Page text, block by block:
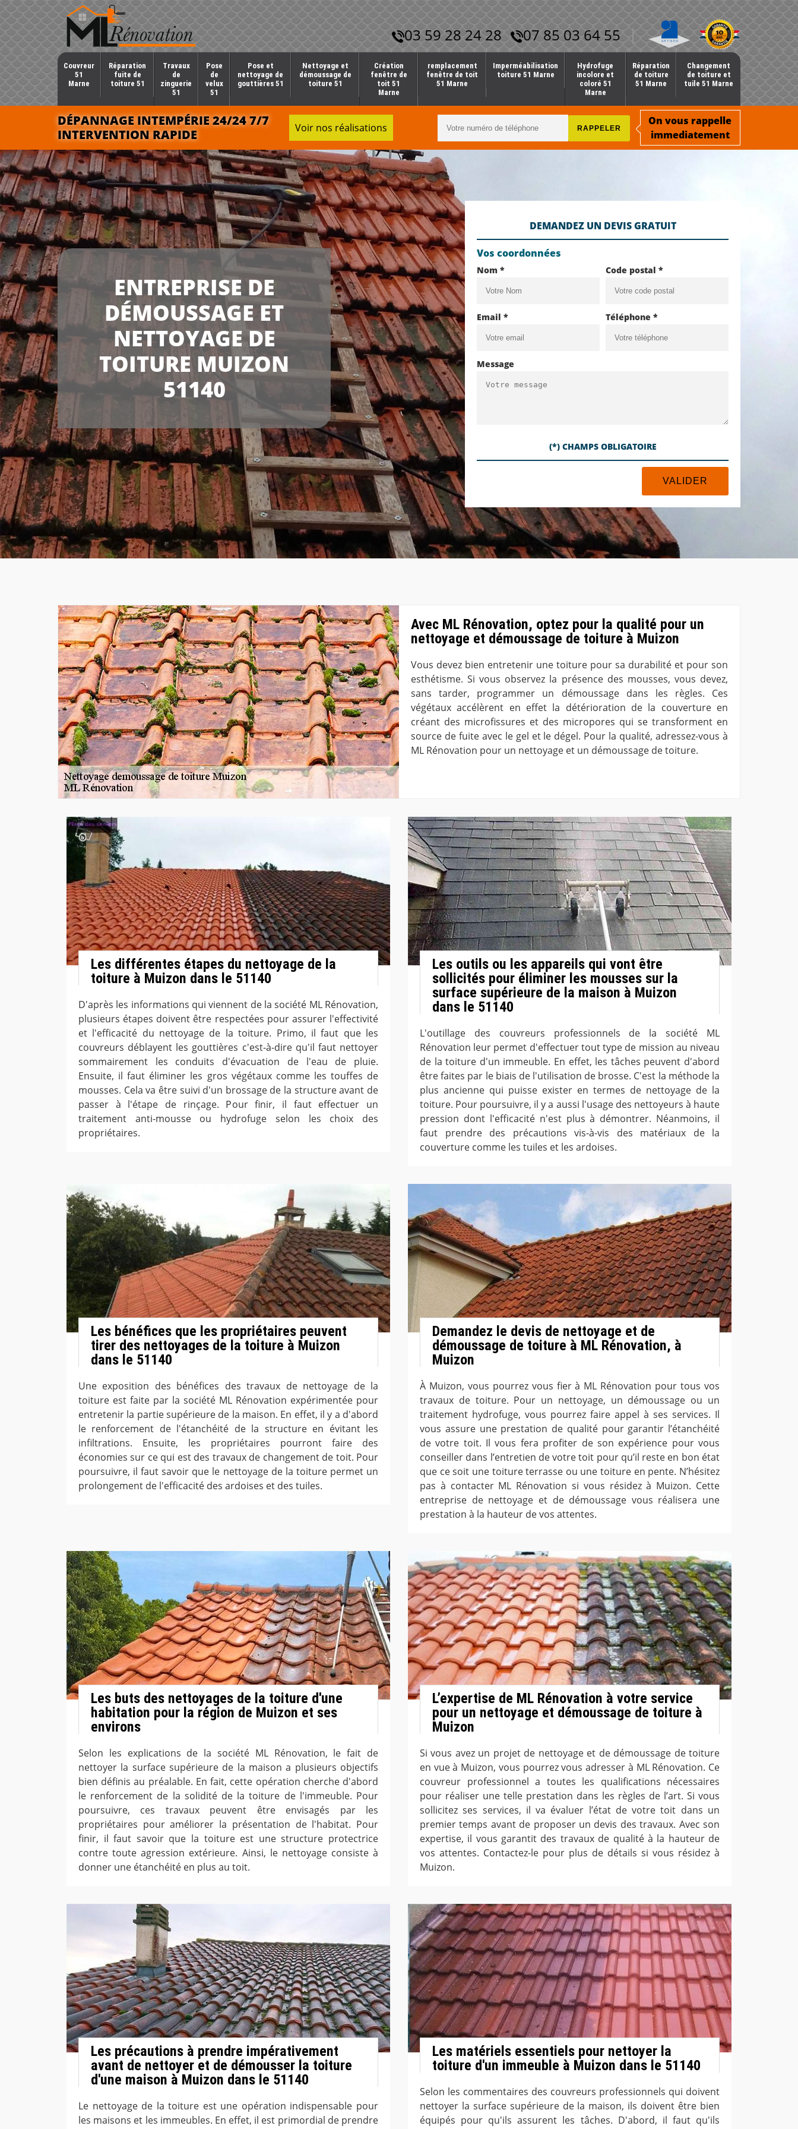
03 59 28 24 28 07 85 03 64 55
Couvreur
51
Marne
Réparation
fuite de
toiture 51
Travaux
de
zinguerie
51
Pose
de
velux
51
Pose et
nettoyage de
gouttières 51
Nettoyage et
démoussage de
toiture 51
Création
fenêtre de
toit 51
Marne
remplacement
fenêtre de toit
51 Marne
Imperméabilisation
toiture 51 Marne
Hydrofuge
incolore et
coloré 51
Marne
Réparation
de toiture
51 Marne
Changement
de toiture et
tuile 51 Marne
DÉPANNAGE INTEMPÉRIE 24/24 7/7
INTERVENTION RAPIDE
Voir nos réalisations
On vous rappelle
immediatement
ENTREPRISE DE
DÉMOUSSAGE ET
NETTOYAGE DE
TOITURE MUIZON
51140
DEMANDEZ UN DEVIS GRATUIT
Vos coordonnées
Nom * Code postal *
Email * Téléphone *
Message
(*) CHAMPS OBLIGATOIRE
Avec ML Rénovation, optez pour la qualité pour un
nettoyage et démoussage de toiture à Muizon
Vous devez bien entretenir une toiture pour sa durabilité et pour son
esthétisme. Si vous observez la présence des mousses, vous devez,
sans tarder, programmer un démoussage dans les règles. Ces
végétaux accélèrent en effet la détérioration de la couverture en
créant des microfissures et des micropores qui se transforment en
source de fuite avec le gel et le dégel. Pour la qualité, adressez-vous à
ML Rénovation pour un nettoyage et un démoussage de toiture.
Les différentes étapes du nettoyage de la
toiture à Muizon dans le 51140
D'après les informations qui viennent de la société ML Rénovation,
plusieurs étapes doivent être respectées pour assurer l'effectivité
et l'efficacité du nettoyage de la toiture. Primo, il faut que les
couvreurs déblayent les gouttières c'est-à-dire qu'il faut nettoyer
sommairement les conduits d'évacuation de l'eau de pluie.
Ensuite, il faut éliminer les gros végétaux comme les touffes de
mousses. Cela va être suivi d'un brossage de la structure avant de
passer à l'étape de rinçage. Pour finir, il faut effectuer un
traitement anti-mousse ou hydrofuge selon les choix des
propriétaires.
Les outils ou les appareils qui vont être
sollicités pour éliminer les mousses sur la
surface supérieure de la maison à Muizon
dans le 51140
L'outillage des couvreurs professionnels de la société ML
Rénovation leur permet d'effectuer tout type de mission au niveau
de la toiture d'un immeuble. En effet, les tâches peuvent d'abord
être faites par le biais de l'utilisation de brosse. C'est la méthode la
plus ancienne qui puisse exister en termes de nettoyage de la
toiture. Pour poursuivre, il y a aussi l'usage des nettoyeurs à haute
pression dont l'efficacité n'est plus à démontrer. Néanmoins, il
faut prendre des précautions vis-à-vis des matériaux de la
couverture comme les tuiles et les ardoises.
Les bénéfices que les propriétaires peuvent
tirer des nettoyages de la toiture à Muizon
dans le 51140
Une exposition des bénéfices des travaux de nettoyage de la
toiture est faite par la société ML Rénovation expérimentée pour
entretenir la partie supérieure de la maison. En effet, il y a d'abord
le renforcement de l'étanchéité de la structure en évitant les
infiltrations. Ensuite, les propriétaires pourront faire des
économies sur ce qui est des travaux de changement de toit. Pour
poursuivre, il faut savoir que le nettoyage de la toiture permet un
prolongement de l'efficacité des ardoises et des tuiles.
Demandez le devis de nettoyage et de
démoussage de toiture à ML Rénovation, à
Muizon
À Muizon, vous pourrez vous fier à ML Rénovation pour tous vos
travaux de toiture. Pour un nettoyage, un démoussage ou un
traitement hydrofuge, vous pourrez faire appel à ses services. Il
vous assure une prestation de qualité pour garantir l’étanchéité
de votre toit. Il vous fera profiter de son expérience pour vous
conseiller dans l’entretien de votre toit pour qu’il reste en bon état
que ce soit une toiture terrasse ou une toiture en pente. N’hésitez
pas à contacter ML Rénovation si vous résidez à Muizon. Cette
entreprise de nettoyage et de démoussage vous réalisera une
prestation à la hauteur de vos attentes.
Les buts des nettoyages de la toiture d'une
habitation pour la région de Muizon et ses
environs
Selon les explications de la société ML Rénovation, le fait de
nettoyer la surface supérieure de la maison a plusieurs objectifs
bien définis au préalable. En fait, cette opération cherche d'abord
le renforcement de la solidité de la toiture de l'immeuble. Pour
poursuivre, ces travaux peuvent être envisagés par les
propriétaires pour améliorer la présentation de l'habitat. Pour
finir, il faut savoir que la toiture est une structure protectrice
contre toute agression extérieure. Ainsi, le nettoyage consiste à
donner une étanchéité en plus au toit.
L’expertise de ML Rénovation à votre service
pour un nettoyage et démoussage de toiture à
Muizon
Si vous avez un projet de nettoyage et de démoussage de toiture
en vue à Muizon, vous pourrez vous adresser à ML Rénovation. Ce
couvreur professionnel a toutes les qualifications nécessaires
pour réaliser une telle prestation dans les règles de l’art. Si vous
sollicitez ses services, il va évaluer l’état de votre toit dans un
premier temps avant de proposer un devis des travaux. Avec son
expertise, il vous garantit des travaux de qualité à la hauteur de
vos attentes. Contactez-le pour plus de détails si vous résidez à
Muizon.
Les précautions à prendre impérativement
avant de nettoyer et de démousser la toiture
d'une maison à Muizon dans le 51140
Le nettoyage de la toiture est une opération indispensable pour
les maisons et les immeubles. En effet, il est primordial de prendre
Les matériels essentiels pour nettoyer la
toiture d'un immeuble à Muizon dans le 51140
Selon les commentaires des couvreurs professionnels qui doivent
nettoyer la surface supérieure de la maison, ils doivent être bien
équipés pour qu'ils assurent les tâches. D'abord, il faut qu'ils